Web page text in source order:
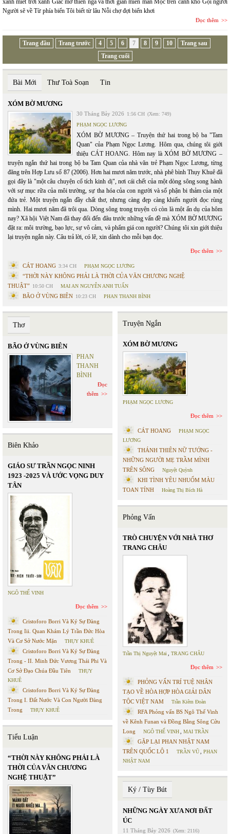
xanh miết trời xanh Giấc mơ thiên nga và thời gian miên man Mọc trên cành khô Gọi người
Người sẽ về Từ phía biển Tôi biết từ lâu Nỗi chợ đợi biển khơi
Đọc thêm
Trang đầu Trang trước 4 5 6 7 8 9 10
Trang sau
Trang cuối
Bài Mới Thư Toà Soạn Tin
XÓM BỜ MƯƠNG
30 Tháng Bảy 2026 1:56 CH (Xem: 749)
PHẠM NGỌC LƯƠNG
XÓM BỜ MƯƠNG – Truyện thứ hai trong bộ ba "Tam
Quan" của Phạm Ngọc Lương. Hôm qua, chúng tôi giới
thiệu CÁT HOANG. Hôm nay là XÓM BỜ MƯƠNG –
truyện ngắn thứ hai trong bộ ba Tam Quan của nhà văn trẻ Phạm Ngọc Lương, từng
đăng trên Hợp Lưu số 87 (2006). Hơn hai mươi năm trước, nhà phê bình Thụy Khuê đã
gọi đây là "một câu chuyện cổ tích kinh dị", nơi cái chết của một dòng sông song hành
với sự mục rữa của môi trường, sự tha hóa của con người và số phận bi thảm của một
đứa trẻ. Một truyện ngắn đầy chất thơ, nhưng càng đẹp càng khiến người đọc rùng
mình. Hai mươi năm đã trôi qua. Dòng sông trong truyện có còn là một ẩn dụ của hôm
nay? Xã hội Việt Nam đã thay đổi đến đâu trước những vấn đề mà XÓM BỜ MƯƠNG
đặt ra: môi trường, bạo lực, sự vô cảm, và phẩm giá con người? Chúng tôi xin giới thiệu
lại truyện ngắn này. Câu trả lời, có lẽ, xin dành cho mỗi bạn đọc.
Đọc thêm
CÁT HOANG 3:34 CH PHẠM NGỌC LƯƠNG
“THỜI NÀY KHÔNG PHẢI LÀ THỜI CỦA VĂN CHƯƠNG NGHỆ
THUẬT” 10:50 CH MAI AN NGUYỄN ANH TUẤN
BÃO Ở VÙNG BIÊN 10:23 CH PHAN THANH BÌNH
Thơ
BÃO Ở VÙNG BIÊN
PHAN
THANH
BÌNH
Đọc
thêm
Biên Khảo
GIÁO SƯ TRẦN NGỌC NINH
1923 -2025 VÀ ƯỚC VỌNG DUY
TÂN
NGÔ THẾ VINH
Đọc thêm
Cristoforo Borri Và Ký Sự Đàng
Trong Iii. Quan Khám Lý Trần Đức Hòa
Và Cơ Sở Nước Mặn
THỤY KHUÊ
Cristoforo Borri Và Ký Sự Đàng
Trong - II. Minh Đức Vương Thái Phi Và
Cơ Sở Đạo Chúa Đầu Tiên
THỤY
KHUÊ
Cristoforo Borri Và Ký Sự Đàng
Trong I. Đất Nước Và Con Người Đàng
Trong
THỤY KHUÊ
Tiểu Luận
“THỜI NÀY KHÔNG PHẢI LÀ
THỜI CỦA VĂN CHƯƠNG
NGHỆ THUẬT”
Truyện Ngắn
XÓM BỜ MƯƠNG
PHẠM NGỌC LƯƠNG
Đọc thêm
CÁT HOANG
PHẠM NGỌC
LƯƠNG
THÁNH THIÊN NỮ TƯỚNG -
NHỮNG NGƯỜI MẸ TRẦM MÌNH
TRÊN SÔNG
Nguyệt Quỳnh
KHI TÌNH YÊU NHUỐM MÀU
TOAN TÍNH
Hoàng Thị Bích Hà
Phỏng Vấn
TRÒ CHUYỆN VỚI NHÀ THƠ
TRANG CHÂU
Trần Thị Nguyệt Mai TRANG CHÂU
Đọc thêm
PHỎNG VẤN TRÍ TUỆ NHÂN
TẠO VỀ HÒA HỢP HÒA GIẢI DÂN
TỘC VIỆT NAM
Trần Kiêm Đoàn
RFA Phỏng vấn BS Ngô Thế Vinh
về Kênh Funan và Đồng Bằng Sông Cửu
Long
NGÔ THẾ VINH MAI TRẦN
GẶP LẠI PHAN NHẬT NAM
TRÊN QUỐC LỘ 1
TRẦN VŨ
PHAN
NHẬT NAM
Ký / Tùy Bút
NHỮNG NGÀY XƯA NƠI ĐẤT
ÚC
11 Tháng Bảy 2026 (Xem: 2116)